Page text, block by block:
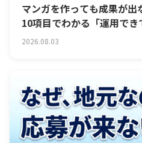
マンガを作っても成果が出
10項目でわかる「運用で
ト
2026.08.03